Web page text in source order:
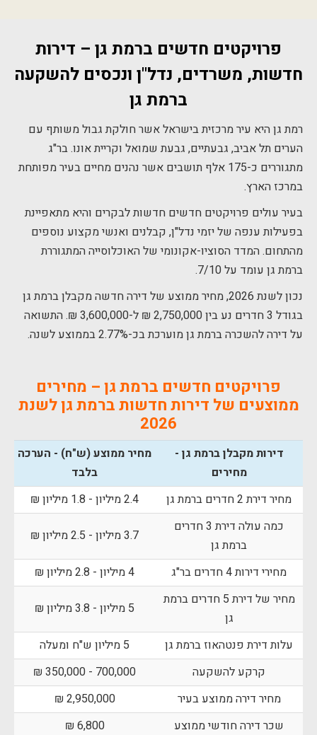
פרויקטים חדשים ברמת גן – דירות
חדשות, משרדים, נדל"ן ונכסים להשקעה
ברמת גן
רמת גן היא עיר מרכזית בישראל אשר חולקת גבול משותף עם
הערים תל אביב, גבעתיים, גבעת שמואל וקריית אונו. בר"ג
מתגוררים כ-175 אלף תושבים אשר נהנים מחיים בעיר מפותחת
במרכז הארץ.
בעיר עולים פרויקטים חדשים חדשות לבקרים והיא מתאפיינת
בפעילות ענפה של יזמי נדל"ן, קבלנים ואנשי מקצוע נוספים
מהתחום. המדד הסוציו-אקונומי של האוכלוסייה המתגוררת
ברמת גן עומד על 7/10.
נכון לשנת 2026, מחיר ממוצע של דירה חדשה מקבלן ברמת גן
בגודל 3 חדרים נע בין 2,750,000 ₪ ל-3,600,000 ₪. התשואה
על דירה להשכרה ברמת גן מוערכת בכ-2.77% בממוצע לשנה.
פרויקטים חדשים ברמת גן – מחירים
ממוצעים של דירות חדשות ברמת גן לשנת
2026
דירות מקבלן ברמת גן -
מחירים
מחיר ממוצע (ש"ח) - הערכה
בלבד
מחיר דירת 2 חדרים ברמת גן
2.4 מיליון - 1.8 מיליון ₪
כמה עולה דירת 3 חדרים
ברמת גן
3.7 מיליון - 2.5 מיליון ₪
מחירי דירות 4 חדרים בר"ג
4 מיליון - 2.8 מיליון ₪
מחיר של דירת 5 חדרים ברמת
גן
5 מיליון - 3.8 מיליון ₪
עלות דירת פנטהאוז ברמת גן
5 מיליון ש"ח ומעלה
קרקע להשקעה
700,000 - 350,000 ₪
מחיר דירה ממוצע בעיר
2,950,000 ₪
שכר דירה חודשי ממוצע
6,800 ₪